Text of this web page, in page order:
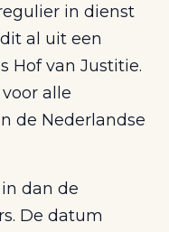
in dienst
al uit een
Hof van Justitie.
alle
de Nederlandse
dan de
De datum